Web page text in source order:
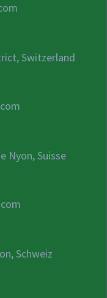
Switzerland
Nyon, Suisse
Schweiz